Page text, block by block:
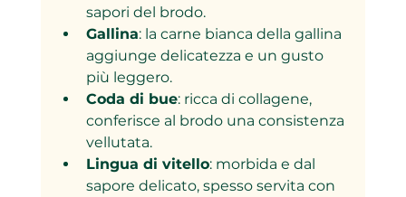
sapori del brodo.
Gallina: la carne bianca della gallina
aggiunge delicatezza e un gusto
più leggero.
Coda di bue: ricca di collagene,
conferisce al brodo una consistenza
vellutata.
Lingua di vitello: morbida e dal
sapore delicato, spesso servita con